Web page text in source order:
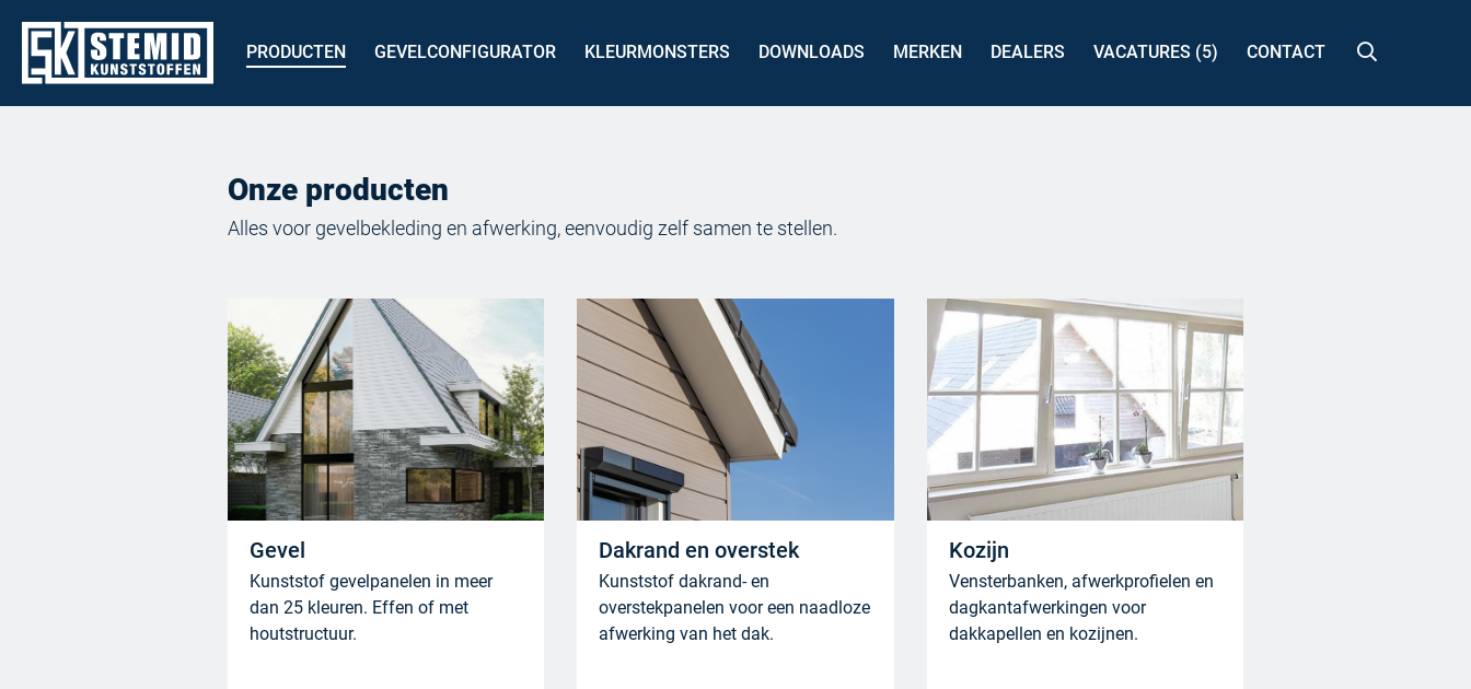
PRODUCTEN GEVELCONFIGURATOR KLEURMONSTERS DOWNLOADS MERKEN DEALERS VACATURES (5) CONTACT
Onze producten
Alles voor gevelbekleding en afwerking, eenvoudig zelf samen te stellen.
Gevel
Kunststof gevelpanelen in meer
dan 25 kleuren. Effen of met
houtstructuur.
Dakrand en overstek
Kunststof dakrand- en
overstekpanelen voor een naadloze
afwerking van het dak.
Kozijn
Vensterbanken, afwerkprofielen en
dagkantafwerkingen voor
dakkapellen en kozijnen.